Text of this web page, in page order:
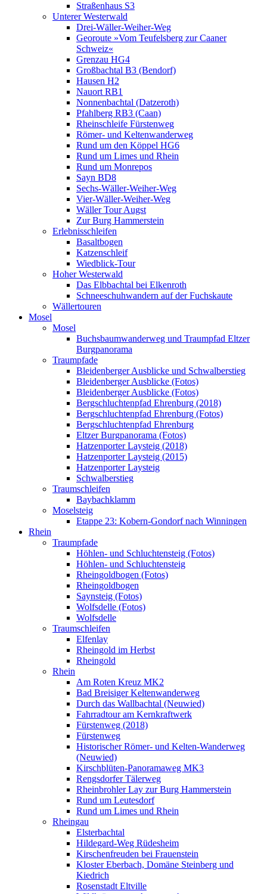
Straßenhaus S3
Unterer Westerwald
Drei-Wäller-Weiher-Weg
Georoute »Vom Teufelsberg zur Caaner
Schweiz«
Grenzau HG4
Großbachtal B3 (Bendorf)
Hausen H2
Nauort RB1
Nonnenbachtal (Datzeroth)
Pfahlberg RB3 (Caan)
Rheinschleife Fürstenweg
Römer- und Keltenwanderweg
Rund um den Köppel HG6
Rund um Limes und Rhein
Rund um Monrepos
Sayn BD8
Sechs-Wäller-Weiher-Weg
Vier-Wäller-Weiher-Weg
Wäller Tour Augst
Zur Burg Hammerstein
Erlebnisschleifen
Basaltbogen
Katzenschleif
Wiedblick-Tour
Hoher Westerwald
Das Elbbachtal bei Elkenroth
Schneeschuhwandern auf der Fuchskaute
Wällertouren
Mosel
Mosel
Buchsbaumwanderweg und Traumpfad Eltzer
Burgpanorama
Traumpfade
Bleidenberger Ausblicke und Schwalberstieg
Bleidenberger Ausblicke (Fotos)
Bleidenberger Ausblicke (Fotos)
Bergschluchtenpfad Ehrenburg (2018)
Bergschluchtenpfad Ehrenburg (Fotos)
Bergschluchtenpfad Ehrenburg
Eltzer Burgpanorama (Fotos)
Hatzenporter Laysteig (2018)
Hatzenporter Laysteig (2015)
Hatzenporter Laysteig
Schwalberstieg
Traumschleifen
Baybachklamm
Moselsteig
Etappe 23: Kobern-Gondorf nach Winningen
Rhein
Traumpfade
Höhlen- und Schluchtensteig (Fotos)
Höhlen- und Schluchtensteig
Rheingoldbogen (Fotos)
Rheingoldbogen
Saynsteig (Fotos)
Wolfsdelle (Fotos)
Wolfsdelle
Traumschleifen
Elfenlay
Rheingold im Herbst
Rheingold
Rhein
Am Roten Kreuz MK2
Bad Breisiger Keltenwanderweg
Durch das Wallbachtal (Neuwied)
Fahrradtour am Kernkraftwerk
Fürstenweg (2018)
Fürstenweg
Historischer Römer- und Kelten-Wanderweg
(Neuwied)
Kirschblüten-Panoramaweg MK3
Rengsdorfer Tälerweg
Rheinbrohler Lay zur Burg Hammerstein
Rund um Leutesdorf
Rund um Limes und Rhein
Rheingau
Elsterbachtal
Hildegard-Weg Rüdesheim
Kirschenfreuden bei Frauenstein
Kloster Eberbach, Domäne Steinberg und
Kiedrich
Rosenstadt Eltville